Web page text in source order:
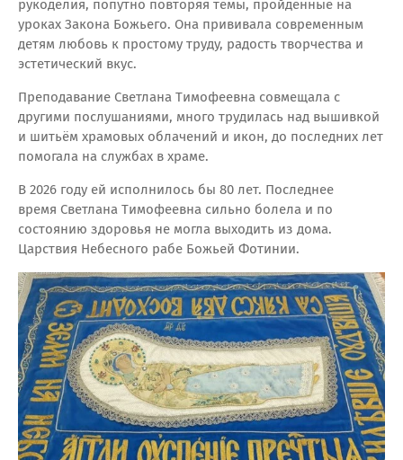
рукоделия, попутно повторяя темы, пройденные на
уроках Закона Божьего. Она прививала современным
детям любовь к простому труду, радость творчества и
эстетический вкус.
Преподавание Светлана Тимофеевна совмещала с
другими послушаниями, много трудилась над вышивкой
и шитьём храмовых облачений и икон, до последних лет
помогала на службах в храме.
В 2026 году ей исполнилось бы 80 лет. Последнее
время Светлана Тимофеевна сильно болела и по
состоянию здоровья не могла выходить из дома.
Царствия Небесного рабе Божьей Фотинии.